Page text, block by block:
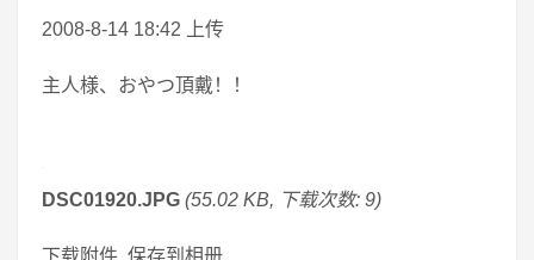
2008-8-14 18:42 上传
主人様、おやつ頂戴！！
DSC01920.JPG (55.02 KB, 下载次数: 9)
下载附件 保存到相册